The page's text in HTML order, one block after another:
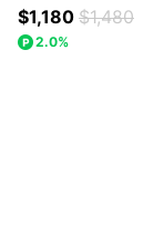
$1,180 $1,480
2.0%